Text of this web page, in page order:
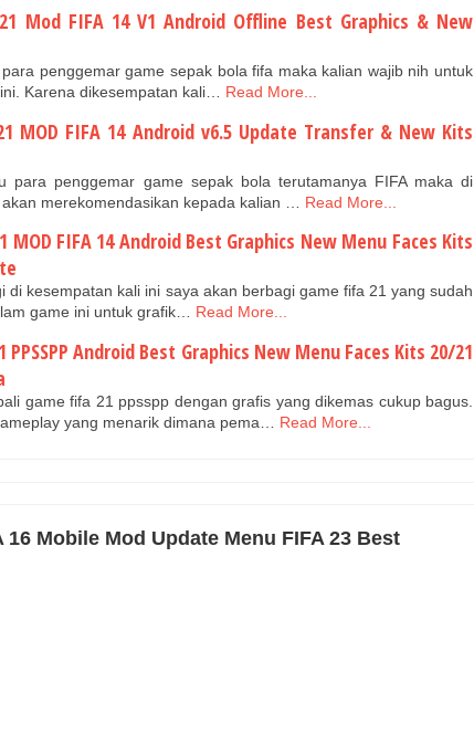
21 Mod FIFA 14 V1 Android Offline Best Graphics & New
penggemar game sepak bola fifa maka kalian wajib nih untuk
Karena dikesempatan kali… Read More...
MOD FIFA 14 Android v6.5 Update Transfer & New Kits
para penggemar game sepak bola terutamanya FIFA maka di
merekomendasikan kepada kalian …
Read More...
MOD FIFA 14 Android Best Graphics New Menu Faces Kits
di kesempatan kali ini saya akan berbagi game fifa 21 yang sudah
game ini untuk grafik… Read More...
PPSSPP Android Best Graphics New Menu Faces Kits 20/21
game fifa 21 ppsspp dengan grafis yang dikemas cukup bagus.
yang menarik dimana pema…
Read More...
Mobile Mod Update Menu FIFA 23 Best